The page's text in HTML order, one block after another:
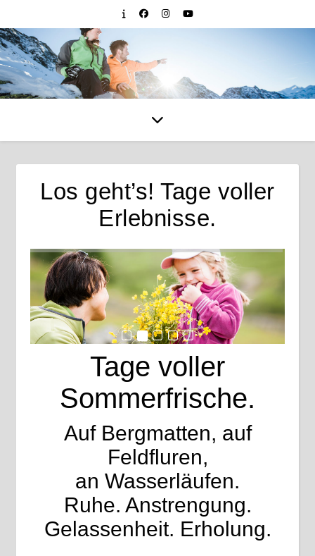
Los geht’s! Tage voller
Erlebnisse.
Tage voller
Sommerfrische.
Auf Bergmatten, auf
Feldfluren,
an Wasserläufen.
Ruhe. Anstrengung.
Gelassenheit. Erholung.